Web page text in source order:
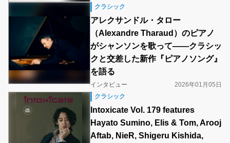
クラシック
アレクサンドル・タロー
（Alexandre Tharaud）のピアノ
がシャンソンを歌って――クラシッ
クと交差した新作『ピアノソング』
を語る
インタビュー
2026年01月05日
クラシック
Intoxicate Vol. 179 features
Hayato Sumino, Elis & Tom, Arooj
Aftab, NieR, Shigeru Kishida,